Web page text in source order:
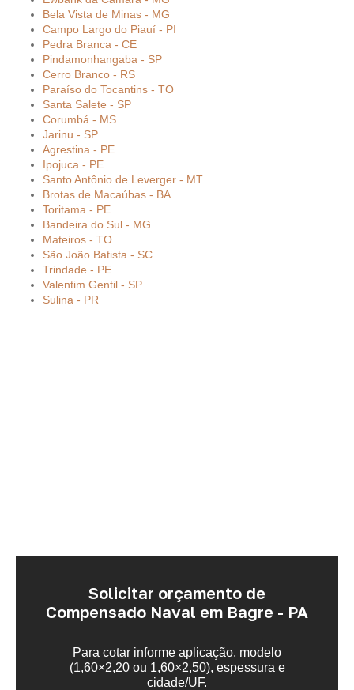
Bela Vista de Minas - MG
Campo Largo do Piauí - PI
Pedra Branca - CE
Pindamonhangaba - SP
Cerro Branco - RS
Paraíso do Tocantins - TO
Santa Salete - SP
Corumbá - MS
Jarinu - SP
Agrestina - PE
Ipojuca - PE
Santo Antônio de Leverger - MT
Brotas de Macaúbas - BA
Toritama - PE
Bandeira do Sul - MG
Mateiros - TO
São João Batista - SC
Trindade - PE
Valentim Gentil - SP
Sulina - PR
Solicitar orçamento de
Compensado Naval em Bagre - PA
Para cotar informe aplicação, modelo
(1,60×2,20 ou 1,60×2,50), espessura e
cidade/UF.